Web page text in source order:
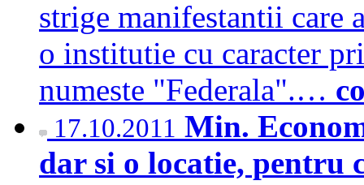
strige manifestantii care
o institutie cu caracter
numeste "Federala".…
17.10.2011 Min.
dar si o locatie, pentru